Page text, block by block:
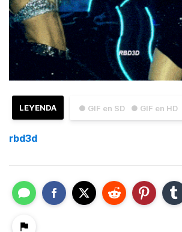
● GIF en SD ● GIF en HD
LEYENDA
rbd3d